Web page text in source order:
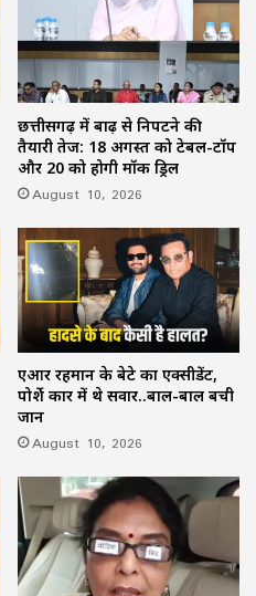
छत्तीसगढ़ में बाढ़ से निपटने की
तैयारी तेज: 18 अगस्त को टेबल-टॉप
और 20 को होगी मॉक ड्रिल
August 10, 2026
एआर रहमान के बेटे का एक्सीडेंट,
पोर्शे कार में थे सवार..बाल-बाल बची
जान
August 10, 2026